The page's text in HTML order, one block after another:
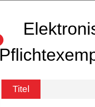
Titel